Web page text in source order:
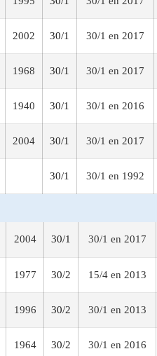
2002 30/1 30/1 en 2017
1968 30/1 30/1 en 2017
1940 30/1 30/1 en 2016
2004 30/1 30/1 en 2017
30/1 30/1 en 1992
2004 30/1 30/1 en 2017
1977 30/2 15/4 en 2013
1996 30/2 30/1 en 2013
1964 30/2 30/1 en 2016